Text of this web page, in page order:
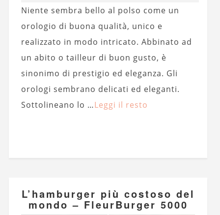
Niente sembra bello al polso come un
orologio di buona qualità, unico e
realizzato in modo intricato. Abbinato ad
un abito o tailleur di buon gusto, è
sinonimo di prestigio ed eleganza. Gli
orologi sembrano delicati ed eleganti.
Sottolineano lo …Leggi il resto
L’hamburger più costoso del
mondo – FleurBurger 5000